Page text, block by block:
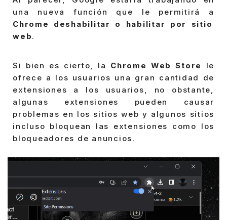
una nueva función que le permitirá a
Chrome deshabilitar o habilitar por sitio
web.
Si bien es cierto, la Chrome Web Store
le
ofrece a los usuarios una gran cantidad de
extensiones a los usuarios, no obstante,
algunas extensiones pueden causar
problemas en los sitios web y algunos sitios
incluso bloquean las extensiones como los
bloqueadores de anuncios.